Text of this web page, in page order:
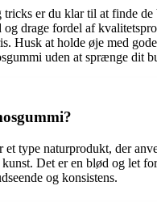
tricks er du klar til at finde de
drage fordel af
Husk at holde øje med
uden at sprænge dit
et type naturprodukt, der
Det er en blød og let
og konsistens.